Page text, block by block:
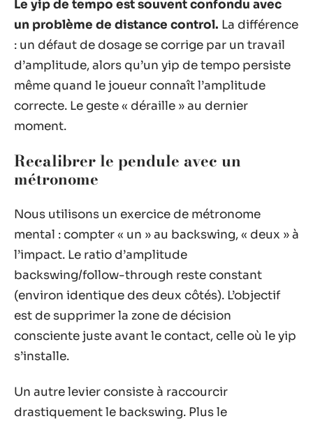
Le yip de tempo est souvent confondu avec
un problème de distance control. La différence
: un défaut de dosage se corrige par un travail
d’amplitude, alors qu’un yip de tempo persiste
même quand le joueur connaît l’amplitude
correcte. Le geste « déraille » au dernier
moment.
Recalibrer le pendule avec un
métronome
Nous utilisons un exercice de métronome
mental : compter « un » au backswing, « deux » à
l’impact. Le ratio d’amplitude
backswing/follow-through reste constant
(environ identique des deux côtés). L’objectif
est de supprimer la zone de décision
consciente juste avant le contact, celle où le yip
s’installe.
Un autre levier consiste à raccourcir
drastiquement le backswing. Plus le